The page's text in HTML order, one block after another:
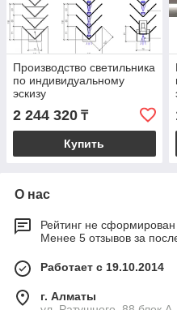
Производство светильника
по индивидуальному
эскизу
2 244 320 ₸
Купить
О нас
Рейтинг не сформирован
Менее 5 отзывов за
Работает с 19.10.2014
г. Алматы